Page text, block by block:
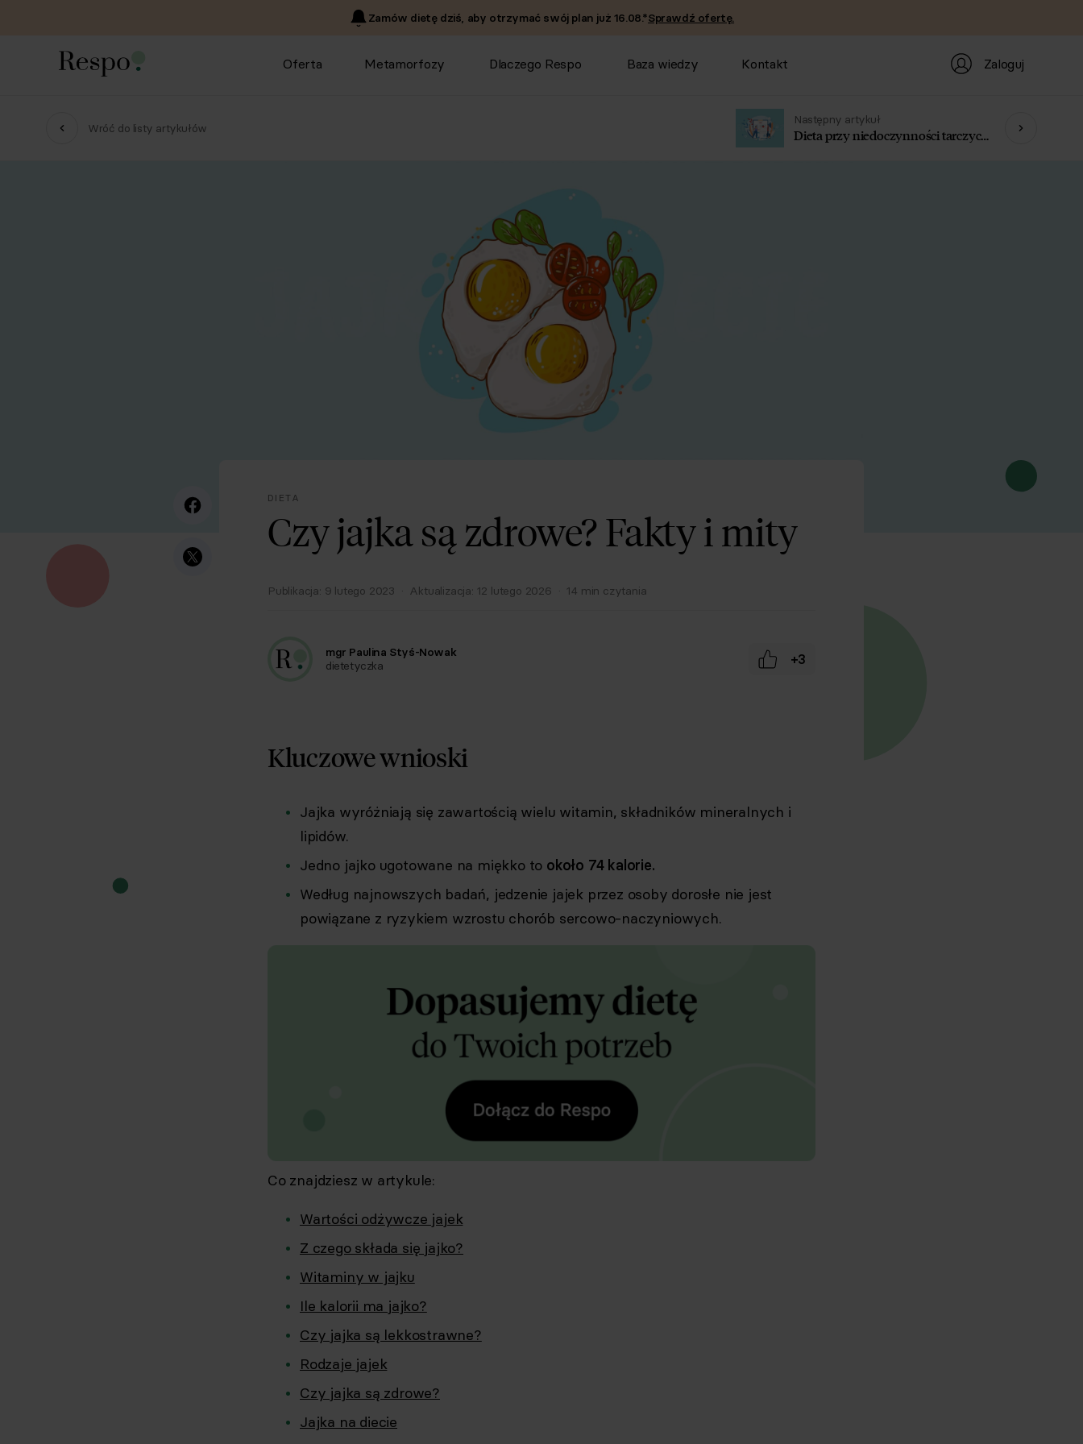
Zamów dietę dziś, aby otrzymać swój plan już 16.08.*Sprawdź ofertę.
Oferta Metamorfozy Dlaczego Respo Baza wiedzy Kontakt Zaloguj
Wróć do listy artykułów
Następny artykuł
Dieta przy niedoczynności tarczycy
DIETA
Czy jajka są zdrowe? Fakty i mity
Publikacja: 9 lutego 2023 · Aktualizacja: 12 lutego 2026 · 14 min czytania
mgr Paulina Styś-Nowak
dietetyczka
+3
Kluczowe wnioski
Jajka wyróżniają się zawartością wielu witamin, składników mineralnych i
lipidów.
Jedno jajko ugotowane na miękko to około 74 kalorie.
Według najnowszych badań, jedzenie jajek przez osoby dorosłe nie jest
powiązane z ryzykiem wzrostu chorób sercowo-naczyniowych.
Co znajdziesz w artykule:
Wartości odżywcze jajek
Z czego składa się jajko?
Witaminy w jajku
Ile kalorii ma jajko?
Czy jajka są lekkostrawne?
Rodzaje jajek
Czy jajka są zdrowe?
Jajka na diecie